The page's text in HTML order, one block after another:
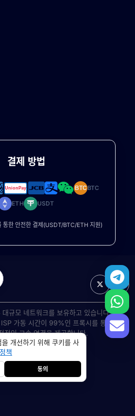
결제 방법
BTCBTC
ETH USDT
통한 안전한 결제(USDT/BTC/ETH 지원)
규모 네트워크를 보유하고 있습니다
ISP 가동 시간이 99%인 프록시를 통해 전 세
적인 고속 연결을 제공합니다.
든 권리 보유.
책환불 정책쿠키 정책
개선하기 위해 쿠키를 사
책
동의